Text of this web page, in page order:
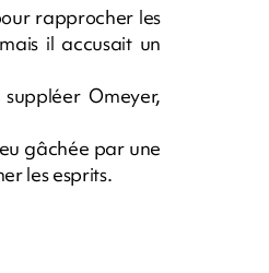
rapprocher les
il accusait un
Omeyer,
gâchée par une
les esprits.